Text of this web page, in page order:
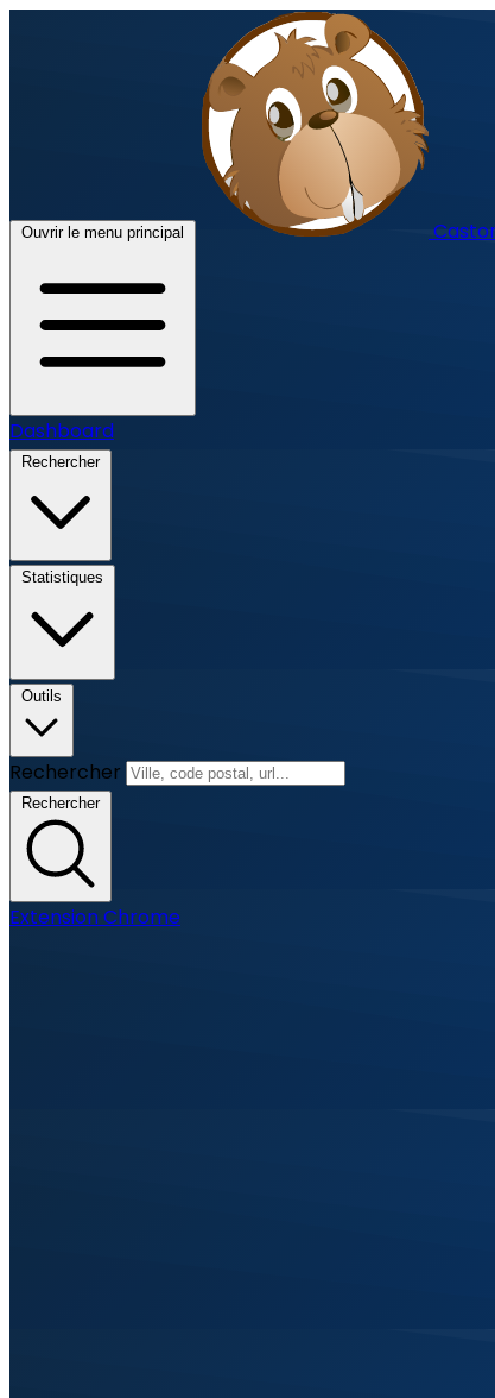
Ouvrir le menu principal
Dashboard
Rechercher
Statistiques
Outils
Rechercher
Rechercher
Extension Chrome